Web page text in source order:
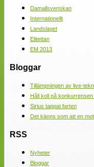
Damallsvenskan
Internationellt
Landslaget
Elitettan
EM 2013
Bloggar
Tillämpningen av live-
Håll koll på konkurrensen
Sirius tappat farten
Det känns som att en
RSS
Nyheter
Bloggar